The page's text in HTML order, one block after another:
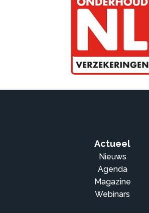
Actueel
Nieuws
Agenda
Magazine
Webinars